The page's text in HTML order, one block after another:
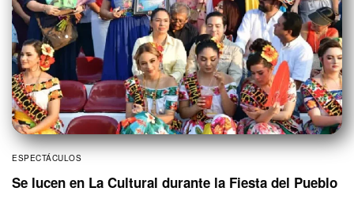
ESPECTÁCULOS
Se lucen en La Cultural durante la Fiesta del Pueblo